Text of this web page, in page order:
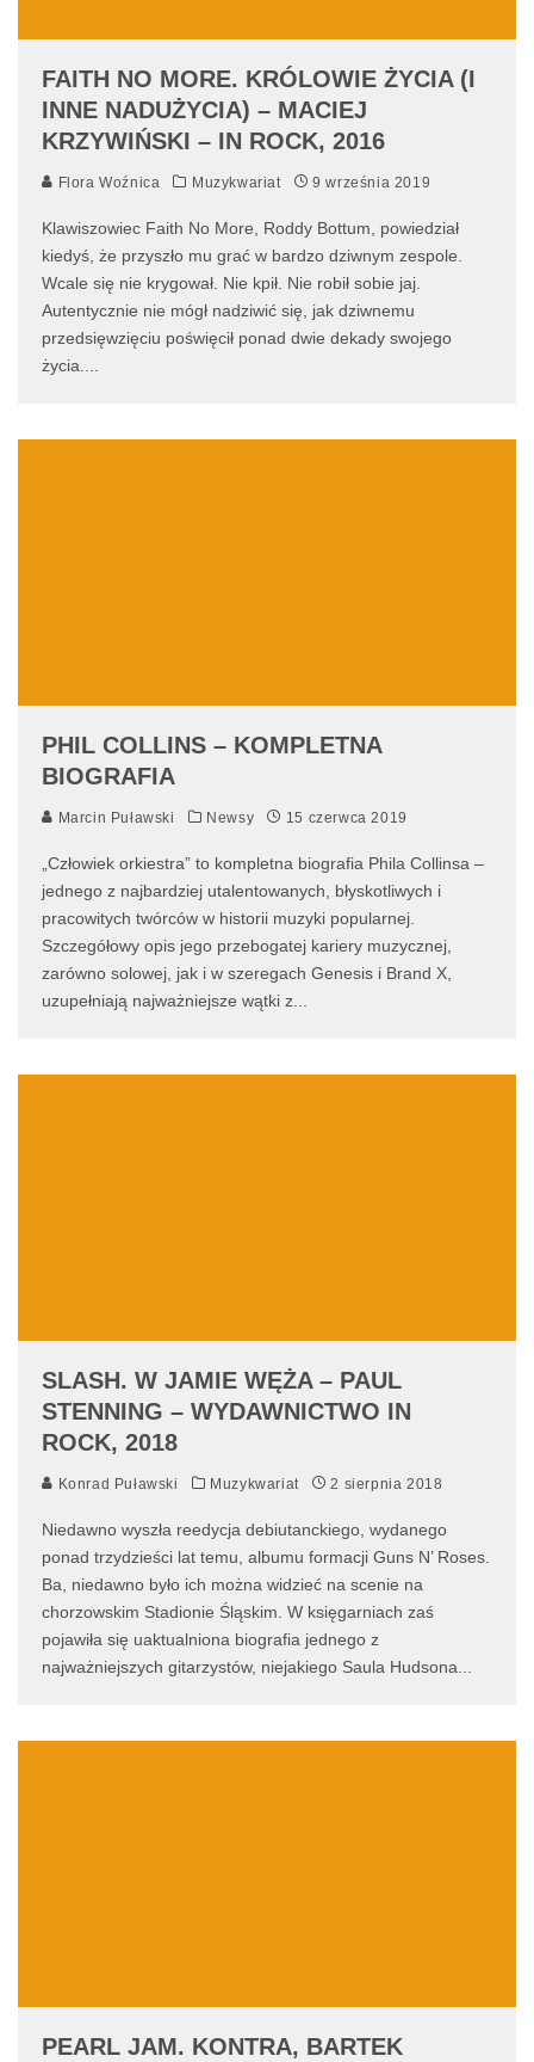
FAITH NO MORE. KRÓLOWIE ŻYCIA (I
INNE NADUŻYCIA) – MACIEJ
KRZYWIŃSKI – IN ROCK, 2016
Flora Woźnica Muzykwariat 9 września 2019
Klawiszowiec Faith No More, Roddy Bottum, powiedział
kiedyś, że przyszło mu grać w bardzo dziwnym zespole.
Wcale się nie krygował. Nie kpił. Nie robił sobie jaj.
Autentycznie nie mógł nadziwić się, jak dziwnemu
przedsięwzięciu poświęcił ponad dwie dekady swojego
życia.
PHIL COLLINS – KOMPLETNA
BIOGRAFIA
Marcin Puławski Newsy 15 czerwca 2019
„Człowiek orkiestra” to kompletna biografia Phila Collinsa –
jednego z najbardziej utalentowanych, błyskotliwych i
pracowitych twórców w historii muzyki popularnej.
Szczegółowy opis jego przebogatej kariery muzycznej,
zarówno solowej, jak i w szeregach Genesis i Brand X,
uzupełniają najważniejsze wątki z
SLASH. W JAMIE WĘŻA – PAUL
STENNING – WYDAWNICTWO IN
ROCK, 2018
Konrad Puławski Muzykwariat 2 sierpnia 2018
Niedawno wyszła reedycja debiutanckiego, wydanego
ponad trzydzieści lat temu, albumu formacji Guns N’ Roses.
Ba, niedawno było ich można widzieć na scenie na
chorzowskim Stadionie Śląskim. W księgarniach zaś
pojawiła się uaktualniona biografia jednego z
najważniejszych gitarzystów, niejakiego Saula Hudsona
PEARL JAM. KONTRA, BARTEK